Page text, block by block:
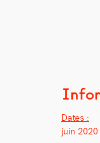
Dates :
juin 2020